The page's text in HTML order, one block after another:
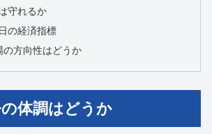
守れるか
の経済指標
の方向性はどうか
体調はどうか